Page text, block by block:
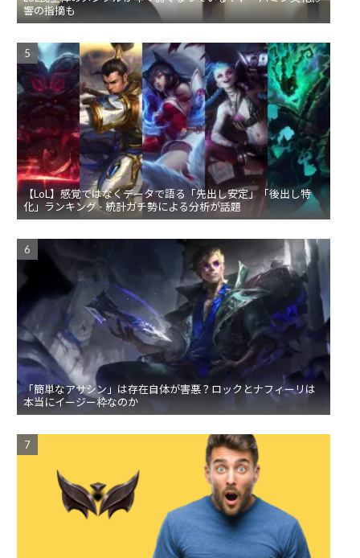
響の指摘も
【LoL】感覚ではなくデータで語る「先出し安定」「後出し特
化」ランキング - 統計ガチ勢による分析が話題
「簡単なアサシン」は存在自体が害悪？ロックとナフィーリは
本当にイージー枠なのか